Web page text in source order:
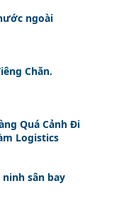
ngoài
Chăn.
Quá Cảnh Đi
Logistics
sân bay